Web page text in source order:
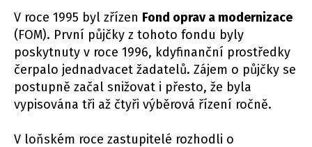
V roce 1995 byl zřízen Fond oprav a modernizace
(FOM). První půjčky z tohoto fondu byly
poskytnuty v roce 1996, kdyfinanční prostředky
čerpalo jednadvacet žadatelů. Zájem o půjčky se
postupně začal snižovat i přesto, že byla
vypisována tři až čtyři výběrová řízení ročně.
V loňském roce zastupitelé rozhodli o